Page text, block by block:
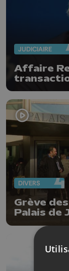
JUDICIAIRE
Affaire
un
DIVERS
Grève
Palais de